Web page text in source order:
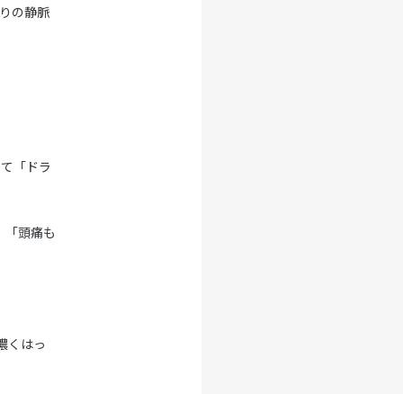
の静脈
「ドラ
頭痛も
くはっ